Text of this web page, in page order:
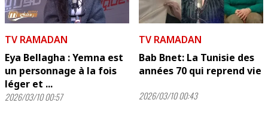
TV RAMADAN
Eya Bellagha : Yemna est
un personnage à la fois
léger et ...
2026/03/10 00:57
TV RAMADAN
Bab Bnet: La Tunisie des
années 70 qui reprend vie
2026/03/10 00:43